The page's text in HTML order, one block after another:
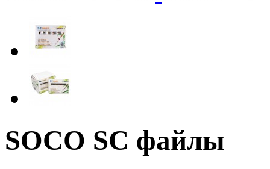
SOCO SC файлы